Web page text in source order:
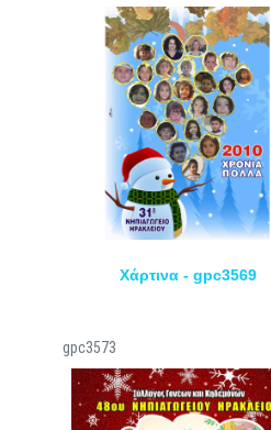
Χάρτινα - gpc3569
gpc3573